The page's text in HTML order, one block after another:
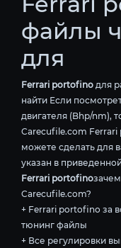
файлы
для
Ferrari portofino для
найти Если
двигателя (Bhp/nm),
Carecufile.com
можете сделать для
указан в
Ferrari portofino
Carecufile.com?
+ Ferrari portofino за
тюнинг файлы
+ Все регулировки